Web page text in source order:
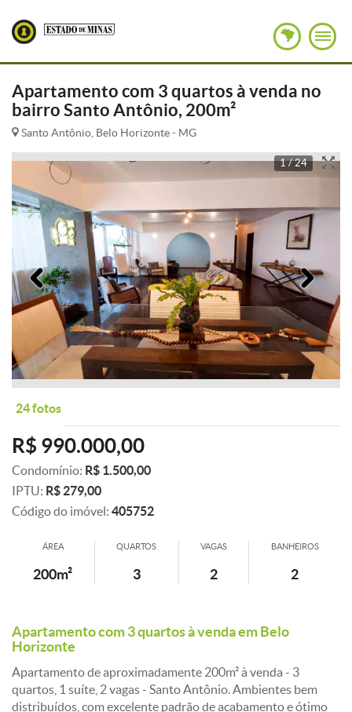
Apartamento com 3 quartos à venda no
bairro Santo Antônio, 200m²
Santo Antônio, Belo Horizonte - MG
1 / 24
Anterior
24 fotos
R$ 990.000,00
Condomínio: R$ 1.500,00
IPTU: R$ 279,00
Código do imóvel: 405752
ÁREA
200m²
QUARTOS
3
VAGAS
2
BANHEIROS
2
Apartamento com 3 quartos à venda em Belo
Horizonte
Apartamento de aproximadamente 200m² à venda - 3
quartos, 1 suíte, 2 vagas - Santo Antônio. Ambientes bem
distribuídos, com excelente padrão de acabamento e ótimo